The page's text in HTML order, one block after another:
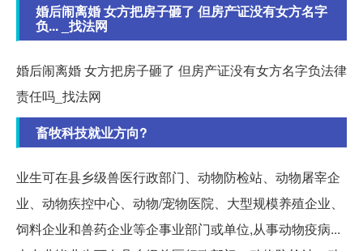
婚后闹离婚 女方把房子砸了 但房产证没有女方名字
负... _找法网
婚后闹离婚 女方把房子砸了 但房产证没有女方名字负法律
责任吗_找法网
畜牧科技就业方向?
业生可在县乡级兽医行政部门、动物防检站、动物屠宰企
业、动物疾控中心、动物/宠物医院、大型规模养殖企业、
饲料企业和兽药企业等企事业部门或单位,从事动物疫病...